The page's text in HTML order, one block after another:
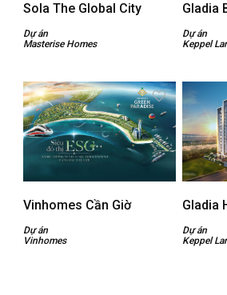
Sola The Global City
Dự án
Masterise Homes
Gladia
Dự án
Keppel
Vinhomes Cần Giờ
Dự án
Vinhomes
Gladia
Dự án
Keppel